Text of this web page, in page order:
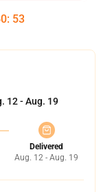
: 53
12 - Aug. 19
Delivered
Aug. 12 - Aug. 19